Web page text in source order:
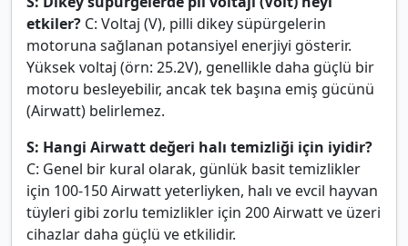
etkiler? C: Voltaj (V), pilli dikey süpürgelerin
motoruna sağlanan potansiyel enerjiyi gösterir.
Yüksek voltaj (örn: 25.2V), genellikle daha güçlü bir
motoru besleyebilir, ancak tek başına emiş gücünü
(Airwatt) belirlemez.
S: Hangi Airwatt değeri halı temizliği için iyidir?
C: Genel bir kural olarak, günlük basit temizlikler
için 100-150 Airwatt yeterliyken, halı ve evcil hayvan
tüyleri gibi zorlu temizlikler için 200 Airwatt ve üzeri
cihazlar daha güçlü ve etkilidir.